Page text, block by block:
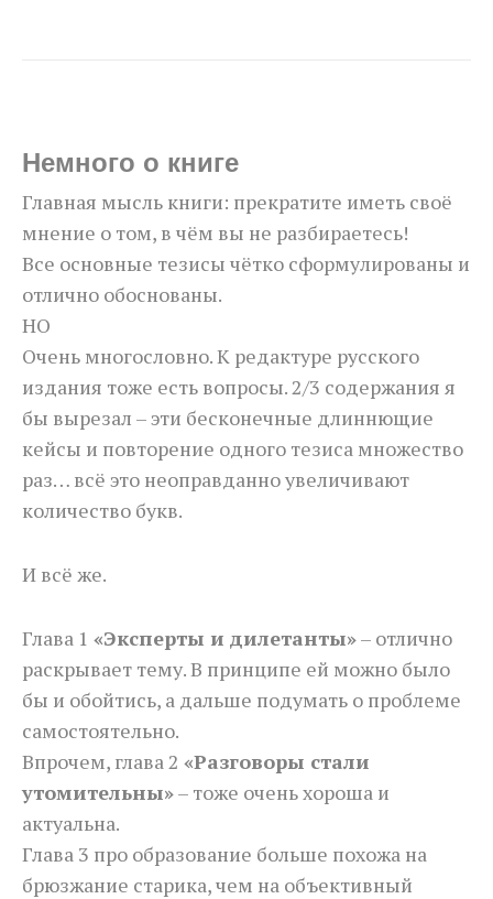
Немного о книге
Главная мысль книги: прекратите иметь своё
мнение о том, в чём вы не разбираетесь!
Все основные тезисы чётко сформулированы и
отлично обоснованы.
НО
Очень многословно. К редактуре русского
издания тоже есть вопросы. 2/3 содержания я
бы вырезал – эти бесконечные длиннющие
кейсы и повторение одного тезиса множество
раз… всё это неоправданно увеличивают
количество букв.
И всё же.
Глава 1 «Эксперты и дилетанты»– отлично
раскрывает тему. В принципе ей можно было
бы и обойтись, а дальше подумать о проблеме
самостоятельно.
Впрочем, глава 2 «Разговоры стали
утомительны»– тоже очень хороша и
актуальна.
Глава 3 про образование больше похожа на
брюзжание старика, чем на объективный